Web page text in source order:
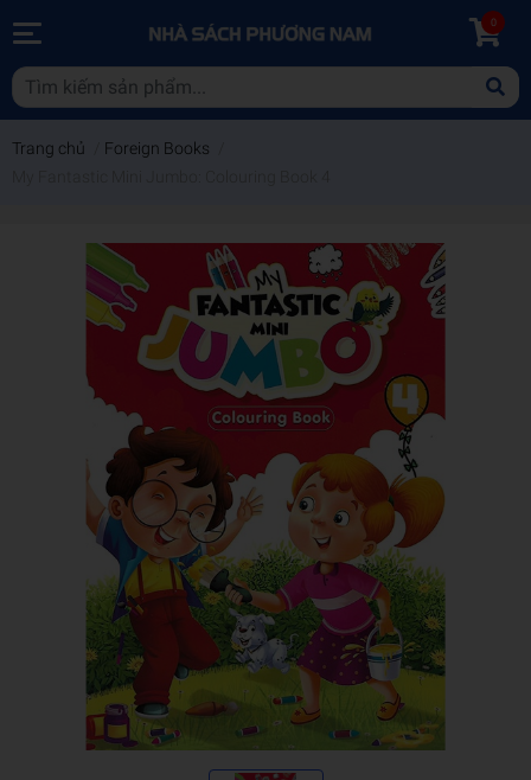
0
Trang chủ Foreign Books